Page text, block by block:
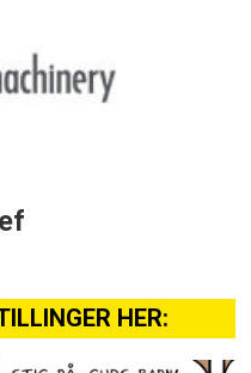
HER: